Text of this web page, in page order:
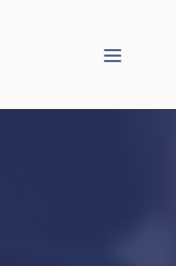
Menu